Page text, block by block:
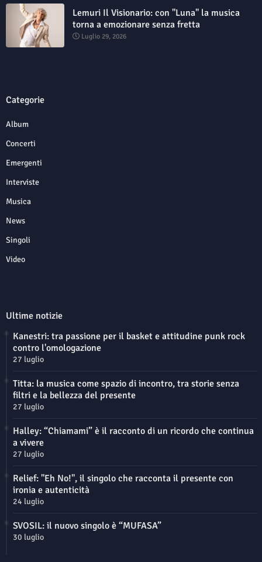
Lemuri Il Visionario: con "Luna" la musica
torna a emozionare senza fretta
Luglio 29, 2026
Categorie
Album
Concerti
Emergenti
Interviste
Musica
News
Singoli
Video
Ultime notizie
Kanestri: tra passione per il basket e attitudine punk rock
contro l'omologazione
27 luglio
Titta: la musica come spazio di incontro, tra storie senza
filtri e la bellezza del presente
27 luglio
Halley: “Chiamami” è il racconto di un ricordo che continua
a vivere
27 luglio
Relief: "Eh No!", il singolo che racconta il presente con
ironia e autenticità
24 luglio
SVOSIL: il nuovo singolo è “MUFASA”
30 luglio